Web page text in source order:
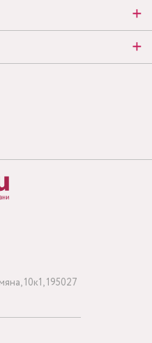
10к1, 195027